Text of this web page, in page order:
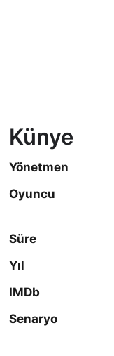
Künye
Yönetmen
Oyuncu
Süre
Yıl
IMDb
Senaryo